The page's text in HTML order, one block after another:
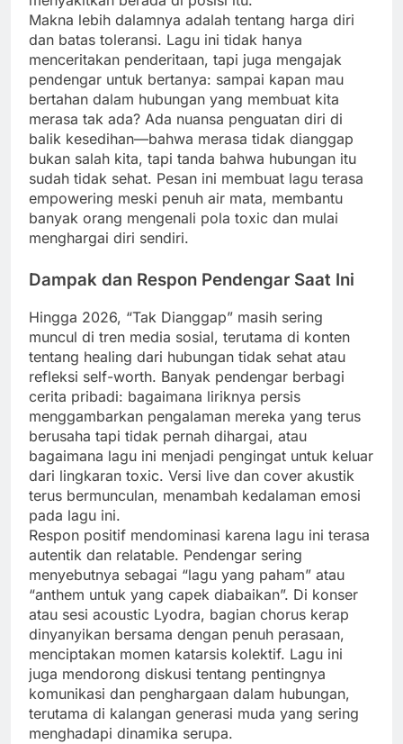
Makna lebih dalamnya adalah tentang harga diri
dan batas toleransi. Lagu ini tidak hanya
menceritakan penderitaan, tapi juga mengajak
pendengar untuk bertanya: sampai kapan mau
bertahan dalam hubungan yang membuat kita
merasa tak ada? Ada nuansa penguatan diri di
balik kesedihan—bahwa merasa tidak dianggap
bukan salah kita, tapi tanda bahwa hubungan itu
sudah tidak sehat. Pesan ini membuat lagu terasa
empowering meski penuh air mata, membantu
banyak orang mengenali pola toxic dan mulai
menghargai diri sendiri.
Dampak dan Respon Pendengar Saat Ini
Hingga 2026, “Tak Dianggap” masih sering
muncul di tren media sosial, terutama di konten
tentang healing dari hubungan tidak sehat atau
refleksi self-worth. Banyak pendengar berbagi
cerita pribadi: bagaimana liriknya persis
menggambarkan pengalaman mereka yang terus
berusaha tapi tidak pernah dihargai, atau
bagaimana lagu ini menjadi pengingat untuk keluar
dari lingkaran toxic. Versi live dan cover akustik
terus bermunculan, menambah kedalaman emosi
pada lagu ini.
Respon positif mendominasi karena lagu ini terasa
autentik dan relatable. Pendengar sering
menyebutnya sebagai “lagu yang paham” atau
“anthem untuk yang capek diabaikan”. Di konser
atau sesi acoustic Lyodra, bagian chorus kerap
dinyanyikan bersama dengan penuh perasaan,
menciptakan momen katarsis kolektif. Lagu ini
juga mendorong diskusi tentang pentingnya
komunikasi dan penghargaan dalam hubungan,
terutama di kalangan generasi muda yang sering
menghadapi dinamika serupa.